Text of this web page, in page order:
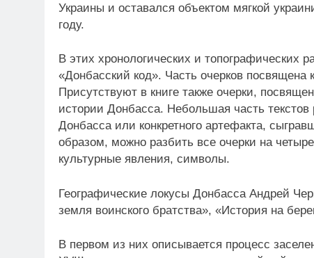
Украины и оставался объектом мягкой
году.
В этих хронологических и топографических
«Донбасский код». Часть очерков
Присутствуют в книге также очерки,
истории Донбасса. Небольшая часть текстов
Донбасса или конкретного артефакта,
образом, можно разбить все очерки на
культурные явления, символы.
Географические локусы Донбасса Андрей
земля воинского братства», «История на
В первом из них описывается процесс